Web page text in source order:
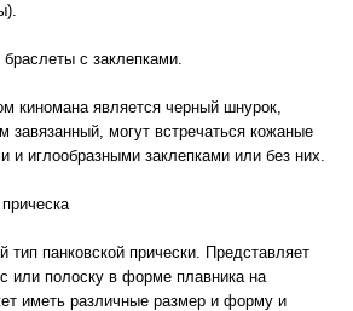
с заклепками.
киномана является черный шнурок,
завязанный, могут встречаться кожаные
и иглообразными заклепками или без них.
тип панковской прически. Представляет
или полоску в форме плавника на
иметь различные размер и форму и